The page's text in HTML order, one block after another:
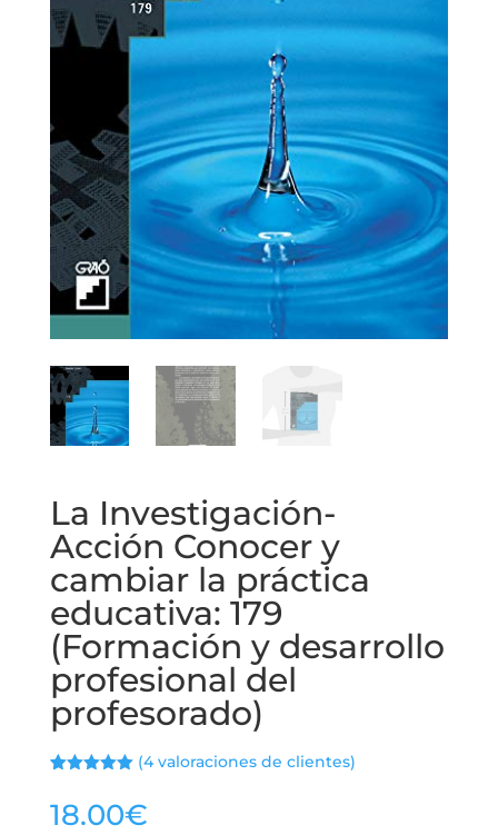
La Investigación-
Acción Conocer y
cambiar la práctica
educativa: 179
(Formación y desarrollo
profesional del
profesorado)
con
5.00
de
5 en base
(4valoraciones de clientes)
18.00€